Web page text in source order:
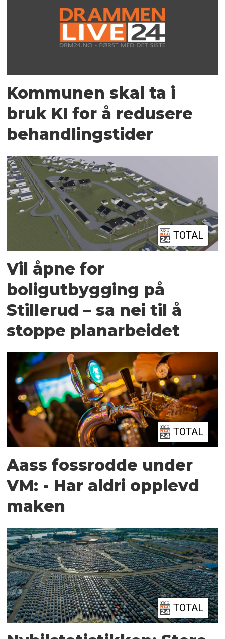
Kommunen skal ta i
bruk KI for å redusere
behandlingstider
TOTAL
Vil åpne for
boligutbygging på
Stillerud – sa nei til å
stoppe planarbeidet
TOTAL
Aass fossrodde under
VM: - Har aldri opplevd
maken
TOTAL